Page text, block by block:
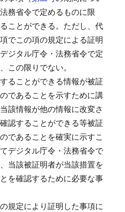
務省令で定めるものに限
ことができる。 ただし、代
でこの項の規定による証明
ジタル庁令・法務省令で定
この限りでない。
ることができる情報が被証
であることを示すために講
該情報が他の情報に改変さ
認することができる等被証
であることを確実に示すこ
デジタル庁令・法務省令で
当該被証明者が当該措置を
を確認するために必要な事
の規定により証明した事項に